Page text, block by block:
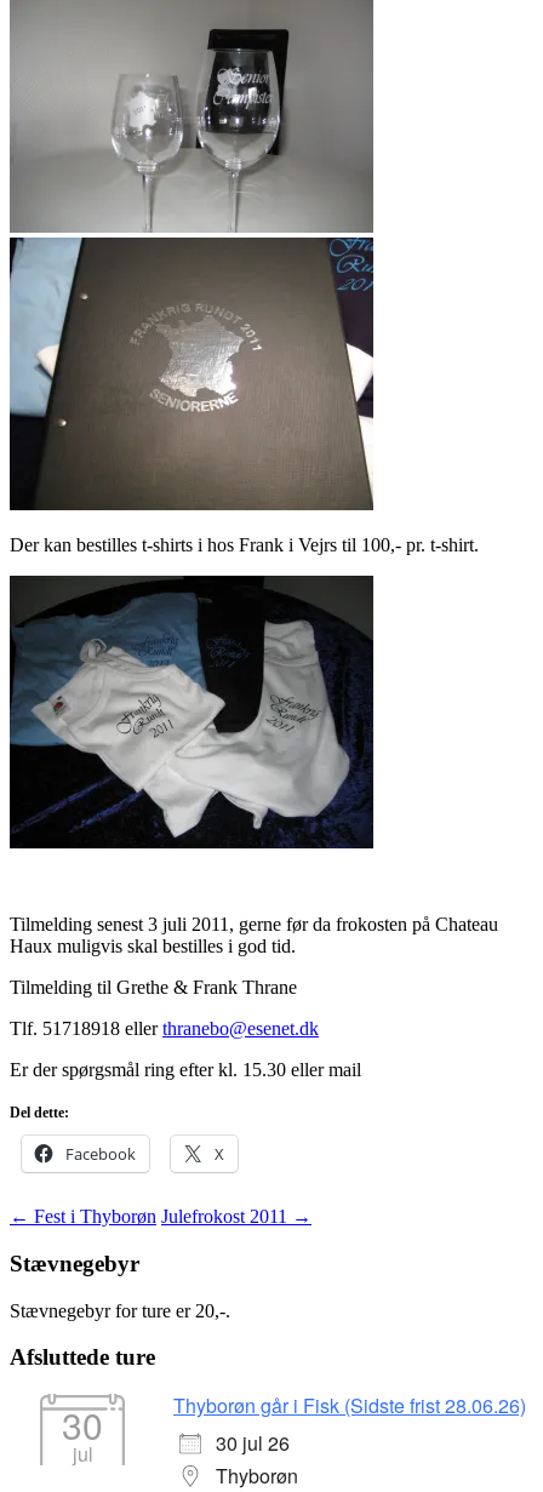
Der kan bestilles t-shirts i hos Frank i Vejrs til 100,- pr. t-shirt.
Tilmelding senest 3 juli 2011, gerne før da frokosten på Chateau
Haux muligvis skal bestilles i god tid.
Tilmelding til Grethe & Frank Thrane
Tlf. 51718918 ellerthranebo@esenet.dk
Er der spørgsmål ring efter kl. 15.30 eller mail
Del dette:
Facebook X
Indlægsnavigation
← Fest i Thyborøn Julefrokost 2011 →
Stævnegebyr
Stævnegebyr for ture er 20,-.
Afsluttede ture
30
jul
Thyborøn går i Fisk (Sidste frist 28.06.26)
30 jul 26
Thyborøn